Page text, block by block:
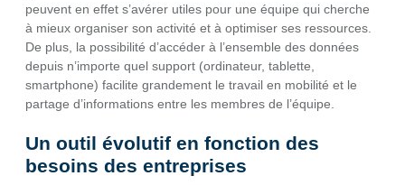
peuvent en effet s’avérer utiles pour une équipe qui cherche
à mieux organiser son activité et à optimiser ses ressources.
De plus, la possibilité d’accéder à l’ensemble des données
depuis n’importe quel support (ordinateur, tablette,
smartphone) facilite grandement le travail en mobilité et le
partage d’informations entre les membres de l’équipe.
Un outil évolutif en fonction des
besoins des entreprises